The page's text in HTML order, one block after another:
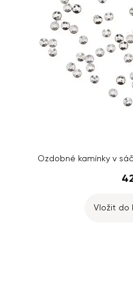
Ozdobné kamínky v
Vložit do